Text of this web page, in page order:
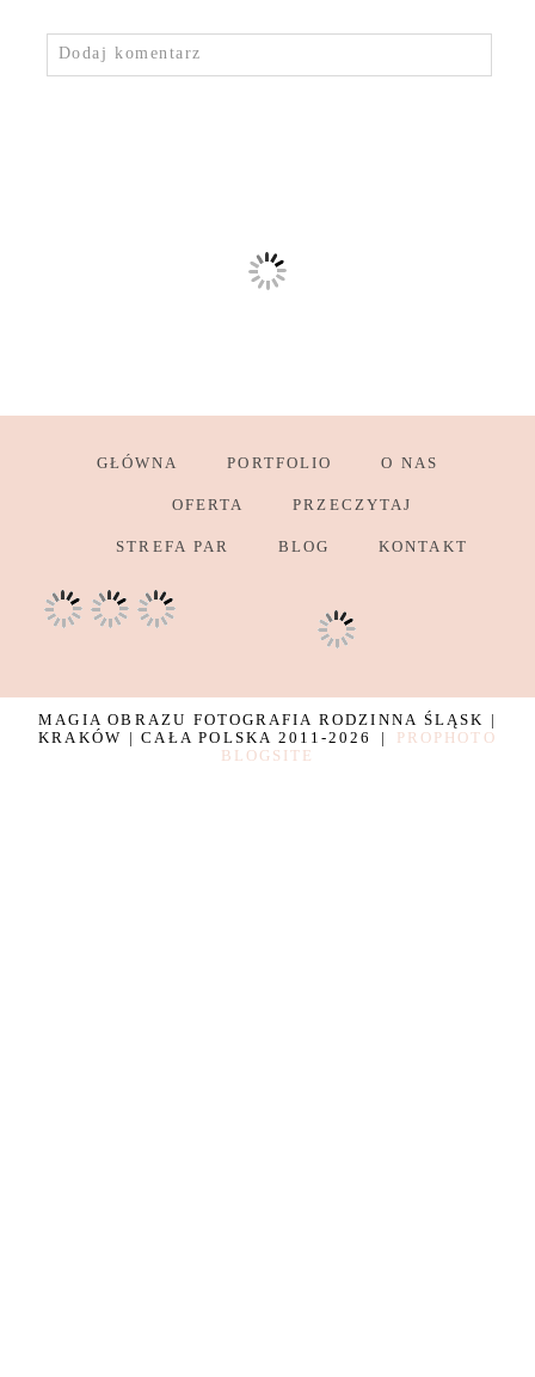
Dodaj komentarz
GŁÓWNA PORTFOLIO O NAS
OFERTA PRZECZYTAJ
STREFA PAR BLOG KONTAKT
MAGIA OBRAZU FOTOGRAFIA RODZINNA ŚLĄSK |
KRAKÓW | CAŁA POLSKA 2011-2026
|
PROPHOTO
BLOGSITE